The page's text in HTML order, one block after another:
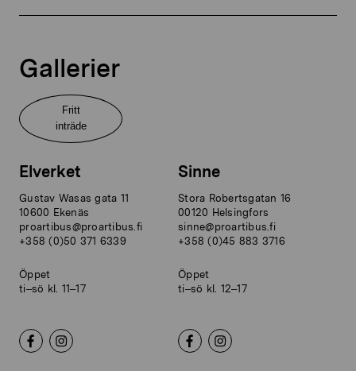
Gallerier
Fritt
inträde
Elverket
Gustav Wasas gata 11
10600 Ekenäs
proartibus@proartibus.fi
+358 (0)50 371 6339
Öppet
ti–sö kl. 11–17
Sinne
Stora Robertsgatan 16
00120 Helsingfors
sinne@proartibus.fi
+358 (0)45 883 3716
Öppet
ti–sö kl. 12–17